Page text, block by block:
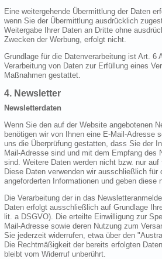
Eine weitergehende Übermittlung der Daten
wenn Sie der Übermittlung ausdrücklich
Weitergabe Ihrer Daten an Dritte ohne
Zwecken der Werbung, erfolgt nicht.
Grundlage für die Datenverarbeitung ist Art. 6
Verarbeitung von Daten zur Erfüllung eines
Maßnahmen gestattet.
4. Newsletter
Newsletterdaten
Wenn Sie den auf der Website angebotenen
benötigen wir von Ihnen eine E-Mail-Adresse
uns die Überprüfung gestatten, dass Sie der
Mail-Adresse sind und mit dem Empfang des
sind. Weitere Daten werden nicht bzw. nur auf
Diese Daten verwenden wir ausschließlich für
angeforderten Informationen und geben diese
Die Verarbeitung der in das
Daten erfolgt ausschließlich auf Grundlage
lit. a DSGVO). Die erteilte Einwilligung zur
Mail-Adresse sowie deren Nutzung zum
Sie jederzeit widerrufen, etwa über den
Die Rechtmäßigkeit der bereits erfolgten
bleibt vom Widerruf unberührt.